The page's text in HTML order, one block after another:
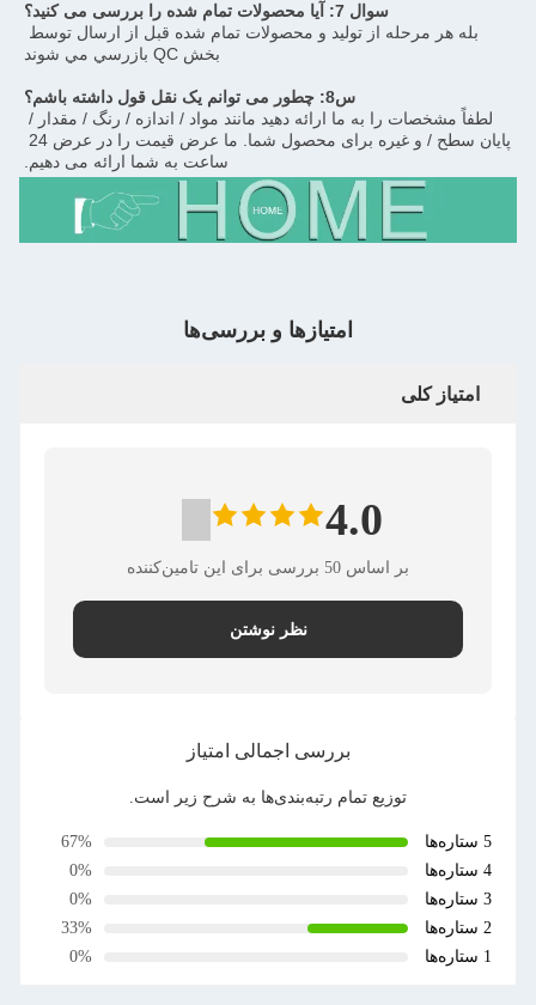
سوال 7: آیا محصولات تمام شده را بررسی می کنید؟
بخش QC بازرسي مي شوند
س8: چطور می توانم یک نقل قول داشته باشم؟
ساعت به شما ارائه می دهیم.
امتیازها و بررسی‌ها
امتیاز کلی
4.0
بر اساس 50 بررسی برای این تامین‌کننده
نظر نوشتن
بررسی اجمالی امتیاز
توزیع تمام رتبه‌بندی‌ها به شرح زیر است.
5 ستاره‌ها
67%
4 ستاره‌ها
0%
3 ستاره‌ها
0%
2 ستاره‌ها
33%
1 ستاره‌ها
0%